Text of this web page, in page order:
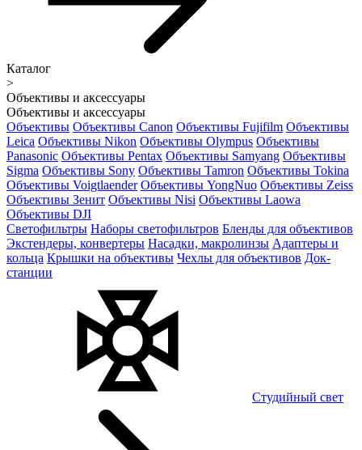
Каталог
>
Объективы и аксессуары
Объективы и аксессуары
Объективы Объективы Canon Объективы Fujifilm Объективы
Leica Объективы Nikon Объективы Olympus Объективы
Panasonic Объективы Pentax Объективы Samyang Объективы
Sigma Объективы Sony Объективы Tamron Объективы Tokina
Объективы Voigtlaender Объективы YongNuo Объективы Zeiss
Объективы Зенит Объективы Nisi Объективы Laowa
Объективы DJI
Светофильтры Наборы светофильтров Бленды для объективов
Экстендеры, конвертеры Насадки, макролинзы Адаптеры и
кольца Крышки на объективы Чехлы для объективов Док-
станции
Студийный свет